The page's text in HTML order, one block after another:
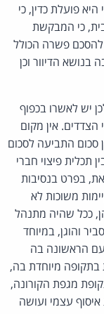
פועלת כדין, כי
כי המבקשת
להסכם פשרה הכולל
הדיוור וכן
יש לאשרו בכפוף
הצדדים. אין מקום
סכום התביעה לסכום
תכלית פיצוי חברי
בפרט בנסיבות
משוכות לא
ככל שהיה מתנהל
והוגן, במיוחד
הראשונה בה
מיוחדת בה,
מגפת הקורונה,
עצמי ועושה